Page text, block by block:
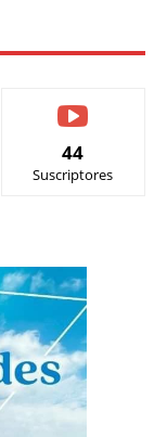
44
Suscriptores